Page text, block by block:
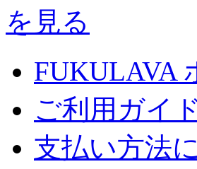
FUKULAVA
ご利用ガイド
支払い方法